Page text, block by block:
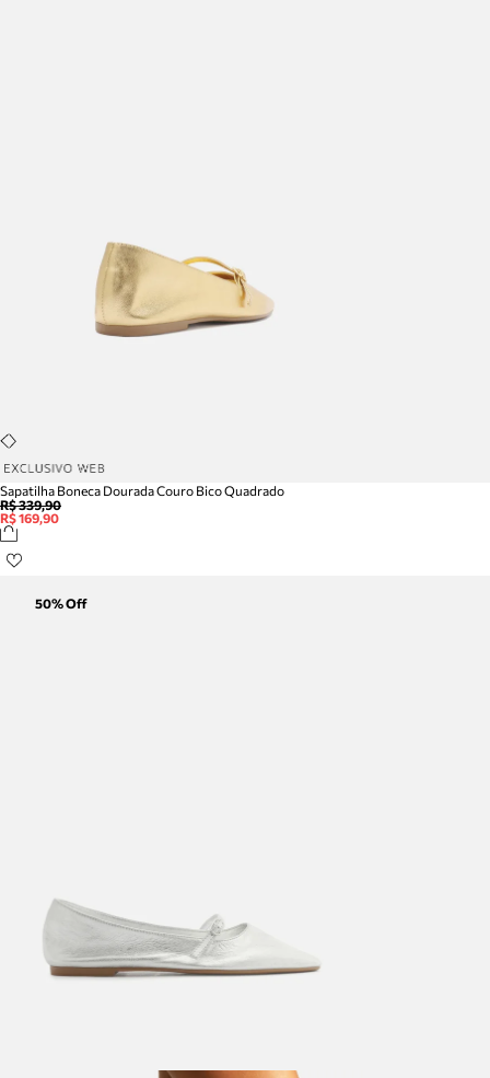
Sapatilha Boneca Dourada Couro Bico Quadrado
R$ 339,90
R$ 169,90
50% Off